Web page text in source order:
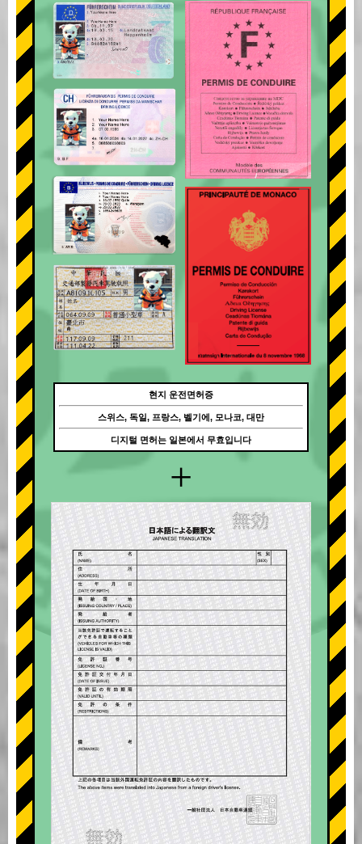
+
현지 운전면허증
스위스, 독일, 프랑스, 벨기에, 모나코, 대만
디지털 면허는 일본에서 무효입니다